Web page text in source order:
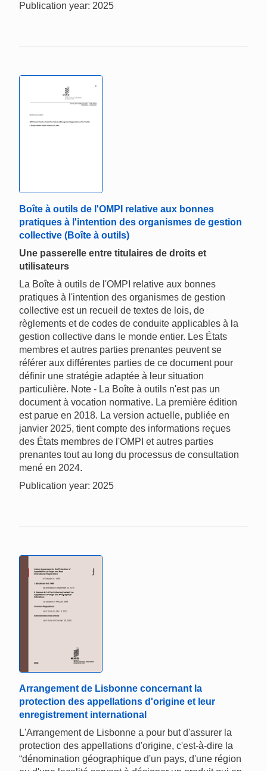
Publication year: 2025
Boîte à outils de l'OMPI relative aux bonnes
pratiques à l'intention des organismes de gestion
collective (Boîte à outils)
Une passerelle entre titulaires de droits et
utilisateurs
La Boîte à outils de l'OMPI relative aux bonnes
pratiques à l'intention des organismes de gestion
collective est un recueil de textes de lois, de
règlements et de codes de conduite applicables à la
gestion collective dans le monde entier. Les États
membres et autres parties prenantes peuvent se
référer aux différentes parties de ce document pour
définir une stratégie adaptée à leur situation
particulière. Note - La Boîte à outils n'est pas un
document à vocation normative. La première édition
est parue en 2018. La version actuelle, publiée en
janvier 2025, tient compte des informations reçues
des États membres de l'OMPI et autres parties
prenantes tout au long du processus de consultation
mené en 2024.
Publication year: 2025
Arrangement de Lisbonne concernant la
protection des appellations d'origine et leur
enregistrement international
L'Arrangement de Lisbonne a pour but d'assurer la
protection des appellations d'origine, c'est‑à‑dire la
“dénomination géographique d'un pays, d'une région